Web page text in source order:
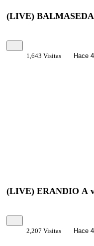
(LIVE)
1,643 Visitas Hace
(LIVE) ERANDIO A
2,207 Visitas Hace